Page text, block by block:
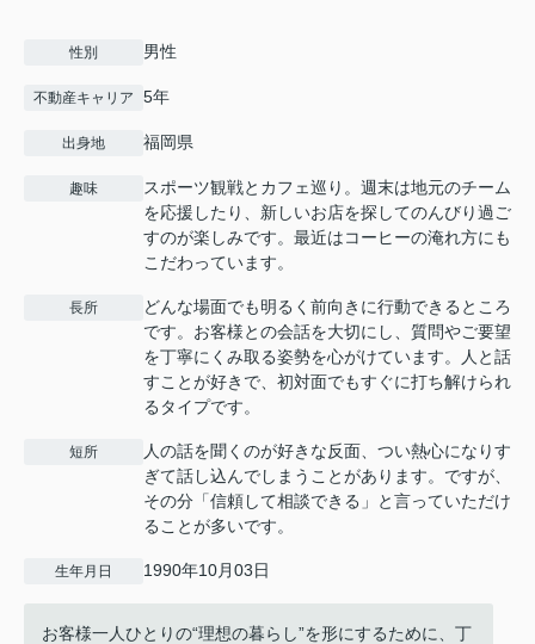
性別 男性
不動産キャリア 5年
出身地 福岡県
趣味
スポーツ観戦とカフェ巡り。週末は地元のチーム
を応援したり、新しいお店を探してのんびり過ご
すのが楽しみです。最近はコーヒーの淹れ方にも
こだわっています。
長所
どんな場面でも明るく前向きに行動できるところ
です。お客様との会話を大切にし、質問やご要望
を丁寧にくみ取る姿勢を心がけています。人と話
すことが好きで、初対面でもすぐに打ち解けられ
るタイプです。
短所
人の話を聞くのが好きな反面、つい熱心になりす
ぎて話し込んでしまうことがあります。ですが、
その分「信頼して相談できる」と言っていただけ
ることが多いです。
生年月日 1990年10月03日
お客様一人ひとりの“理想の暮らし”を形にするために、丁